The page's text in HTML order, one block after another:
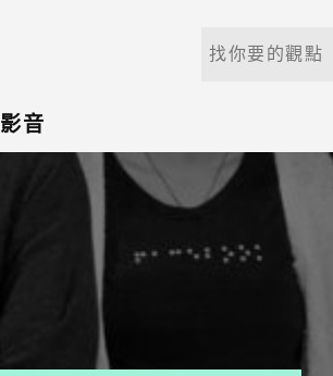
影音